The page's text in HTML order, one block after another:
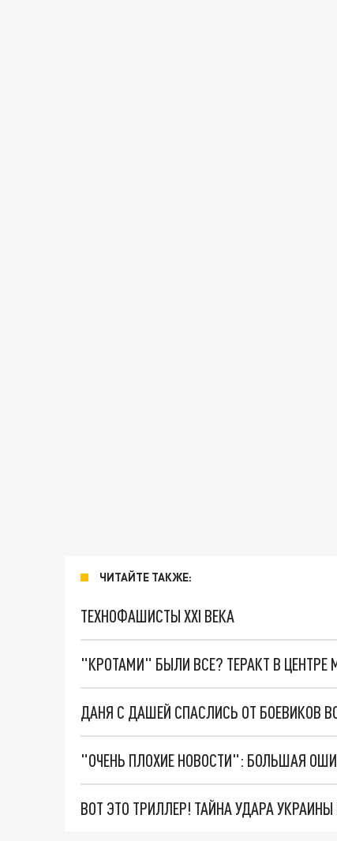
ЧИТАЙТЕ ТАКЖЕ:
ТЕХНОФАШИСТЫ XXI ВЕКА
"КРОТАМИ" БЫЛИ ВСЕ? ТЕРАКТ В
ДАНЯ С ДАШЕЙ СПАСЛИСЬ ОТ БОЕВИКОВ
ВОТ ЭТО ТРИЛЛЕР! ТАЙНА УДАРА